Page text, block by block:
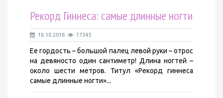
Рекорд Гиннеса: самые длинные ногти
16.10.2016 17345
Ее гордость – большой палец левой руки – отрос
на девяносто один сантиметр! Длина ногтей –
около шести метров. Титул «Рекорд гиннеса
самые длинные ногти»...